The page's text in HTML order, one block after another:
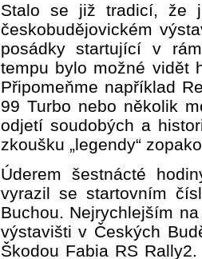
Stalo se již tradicí, že
českobudějovickém
posádky startující v
tempu bylo možné vidět
Připomeňme například
99 Turbo nebo několik
odjetí soudobých a
zkoušku „legendy“
Úderem šestnácté
vyrazil se startovním
Buchou. Nejrychlejším
výstavišti v Českých
Škodou Fabia RS